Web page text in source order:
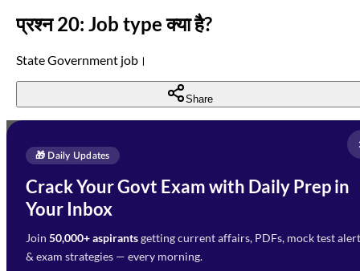
प्रश्न 20: Job type क्या है?
State Government job।
Share
🎁 Daily Updates
Crack Your Govt Exam with Daily Prep in
Your Inbox
Join 50,000+ aspirantsgetting current affairs, PDFs, mock test
& exam strategies — every morning.
Enquire Now
Need Help with Your
Preparation?
Fill out the form and our team
will get in touch with you
Select Branch*